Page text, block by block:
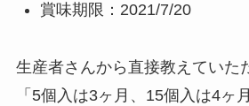
賞味期限：2021/7/20
生産者さんから直接教えていた
「5個入は3ヶ月、15個入は4ヶ